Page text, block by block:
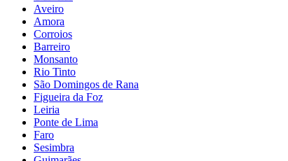
Aveiro
Amora
Corroios
Barreiro
Monsanto
Rio Tinto
São Domingos de Rana
Figueira da Foz
Leiria
Ponte de Lima
Faro
Sesimbra